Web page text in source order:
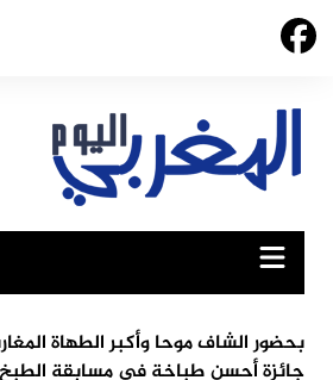
Skip
بحضور الشاف موحا وأكبر الطهاة
جائزة أحسن طباخة في مسابقة الطبخ